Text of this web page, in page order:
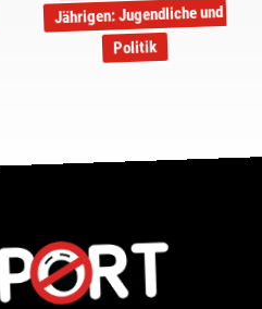
Jährigen: Jugendliche und
Politik